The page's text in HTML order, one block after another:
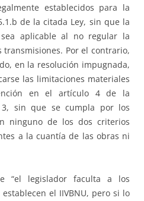
establecidos para la
de la citada Ley, sin que la
aplicable al no regular la
transmisiones. Por el contrario,
en la resolución impugnada,
las limitaciones materiales
en el artículo 4 de la
3, sin que se cumpla por los
ninguno de los dos criterios
a la cuantía de las obras ni
“el legislador faculta a los
el IIVBNU, pero si lo